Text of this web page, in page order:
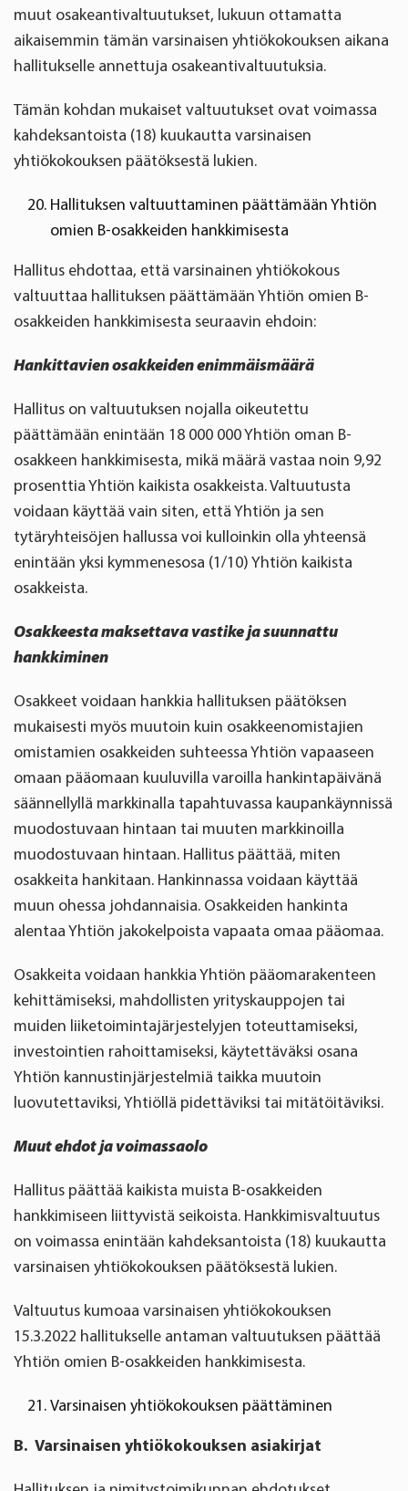
muut osakeantivaltuutukset, lukuun ottamatta
aikaisemmin tämän varsinaisen yhtiökokouksen aikana
hallitukselle annettuja osakeantivaltuutuksia.
Tämän kohdan mukaiset valtuutukset ovat voimassa
kahdeksantoista (18) kuukautta varsinaisen
yhtiökokouksen päätöksestä lukien.
Hallituksen valtuuttaminen päättämään Yhtiön
omien B-osakkeiden hankkimisesta
Hallitus ehdottaa, että varsinainen yhtiökokous
valtuuttaa hallituksen päättämään Yhtiön omien B-
osakkeiden hankkimisesta seuraavin ehdoin:
Hankittavien osakkeiden enimmäismäärä
Hallitus on valtuutuksen nojalla oikeutettu
päättämään enintään 18 000 000 Yhtiön oman B-
osakkeen hankkimisesta, mikä määrä vastaa noin 9,92
prosenttia Yhtiön kaikista osakkeista. Valtuutusta
voidaan käyttää vain siten, että Yhtiön ja sen
tytäryhteisöjen hallussa voi kulloinkin olla yhteensä
enintään yksi kymmenesosa (1/10) Yhtiön kaikista
osakkeista.
Osakkeesta maksettava vastike ja suunnattu
hankkiminen
Osakkeet voidaan hankkia hallituksen päätöksen
mukaisesti myös muutoin kuin osakkeenomistajien
omistamien osakkeiden suhteessa Yhtiön vapaaseen
omaan pääomaan kuuluvilla varoilla hankintapäivänä
säännellyllä markkinalla tapahtuvassa kaupankäynnissä
muodostuvaan hintaan tai muuten markkinoilla
muodostuvaan hintaan. Hallitus päättää, miten
osakkeita hankitaan. Hankinnassa voidaan käyttää
muun ohessa johdannaisia. Osakkeiden hankinta
alentaa Yhtiön jakokelpoista vapaata omaa pääomaa.
Osakkeita voidaan hankkia Yhtiön pääomarakenteen
kehittämiseksi, mahdollisten yrityskauppojen tai
muiden liiketoimintajärjestelyjen toteuttamiseksi,
investointien rahoittamiseksi, käytettäväksi osana
Yhtiön kannustinjärjestelmiä taikka muutoin
luovutettaviksi, Yhtiöllä pidettäviksi tai mitätöitäviksi.
Muut ehdot ja voimassaolo
Hallitus päättää kaikista muista B-osakkeiden
hankkimiseen liittyvistä seikoista. Hankkimisvaltuutus
on voimassa enintään kahdeksantoista (18) kuukautta
varsinaisen yhtiökokouksen päätöksestä lukien.
Valtuutus kumoaa varsinaisen yhtiökokouksen
15.3.2022 hallitukselle antaman valtuutuksen päättää
Yhtiön omien B-osakkeiden hankkimisesta.
Varsinaisen yhtiökokouksen päättäminen
B. Varsinaisen yhtiökokouksen asiakirjat